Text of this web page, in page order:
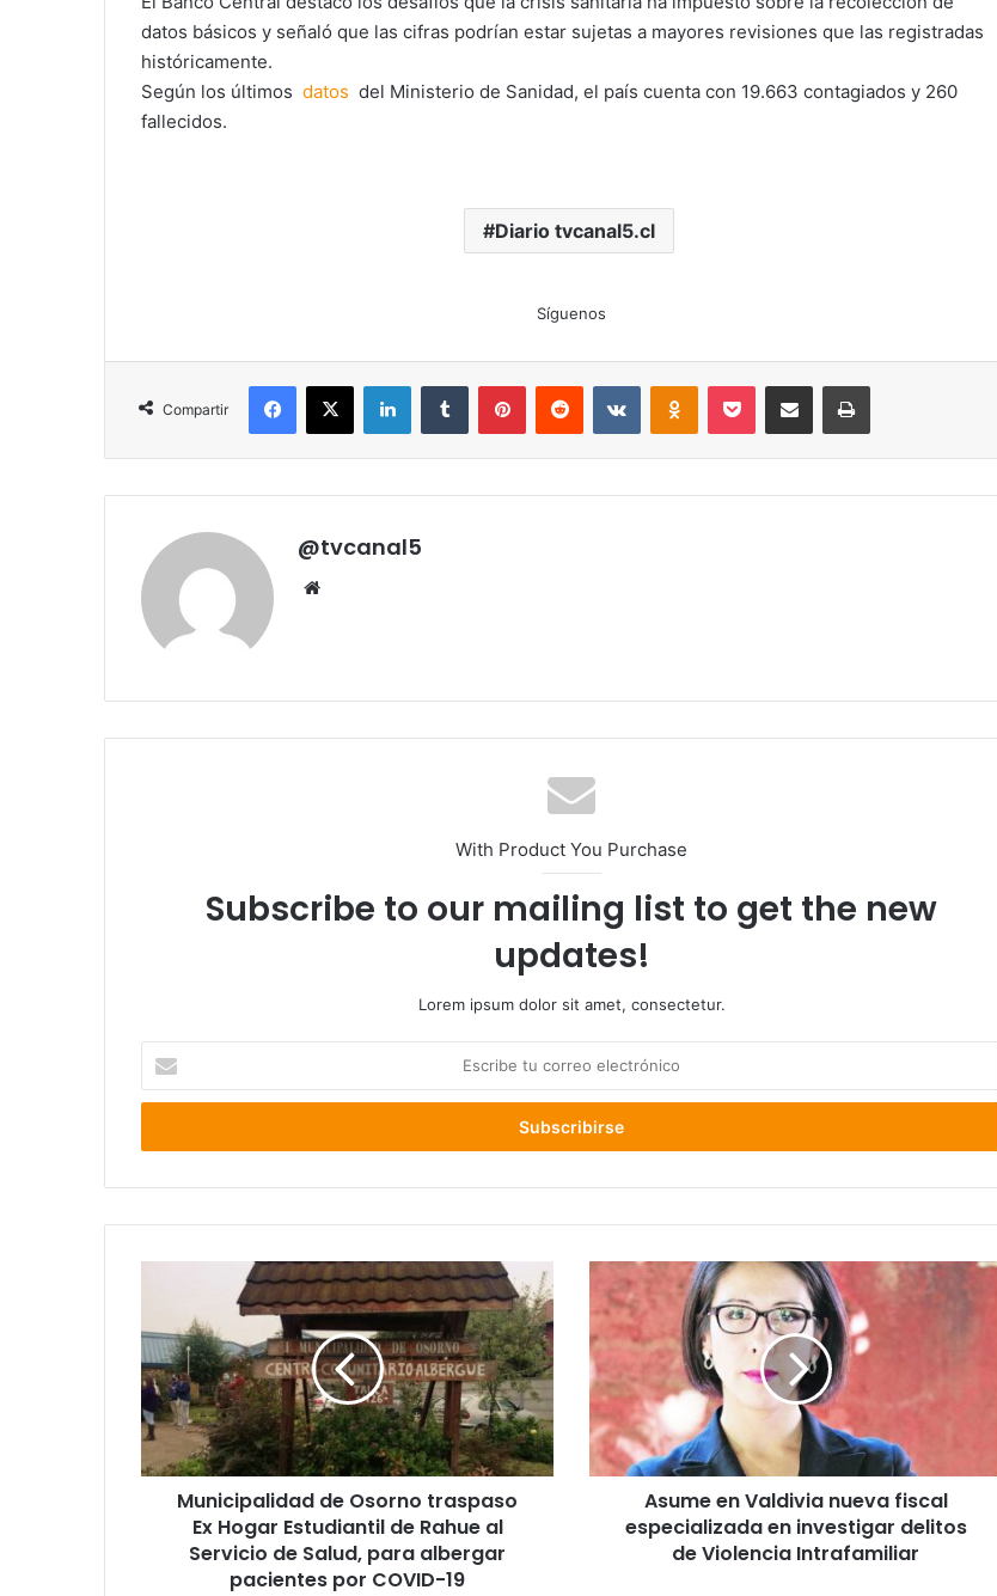
datos básicos y señaló que las cifras podrían estar sujetas a mayores revisiones que las registradas
históricamente.
Según los últimos datos del Ministerio de Sanidad, el país cuenta con 19.663 contagiados y 260
fallecidos.
Diario tvcanal5.cl
Síguenos
Compartir
Facebook
X LinkedInTumblr PinterestReddit VKontakteOdnoklassniki
Pocket Compartir por correo electrónicoImprimir
@tvcanal5
With Product You Purchase
Subscribe to our mailing list to get the new
updates!
Lorem ipsum dolor sit amet, consectetur.
correo
Osorno
traspaso
Ex
Hogar
Estudiantil
de
Rahue
Servicio
Municipalidad de Osorno traspaso
Ex Hogar Estudiantil de Rahue al
Servicio de Salud, para albergar
pacientes por COVID-19
Asume
en
Valdivia
nueva
fiscal
especializada
en
investigar
delitos
Violencia
Intrafamiliar
Asume en Valdivia nueva fiscal
especializada en investigar delitos
de Violencia Intrafamiliar